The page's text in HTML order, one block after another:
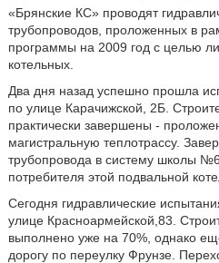
«Брянские КС» проводят
трубопроводов, проложенных в
программы на 2009 год с целью
котельных.
Два дня назад успешно прошла
по улице Карачижской, 2Б.
практически завершены -
магистральную теплотрассу.
трубопровода в систему школы
потребителя этой подвальной
Сегодня гидравлические
улице Красноармейской,83.
выполнено уже на 70%, однако
дорогу по переулку Фрунзе.